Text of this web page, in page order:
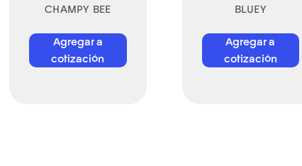
CHAMPY BEE
Agregar a
cotización
BLUEY
Agregar a
cotización